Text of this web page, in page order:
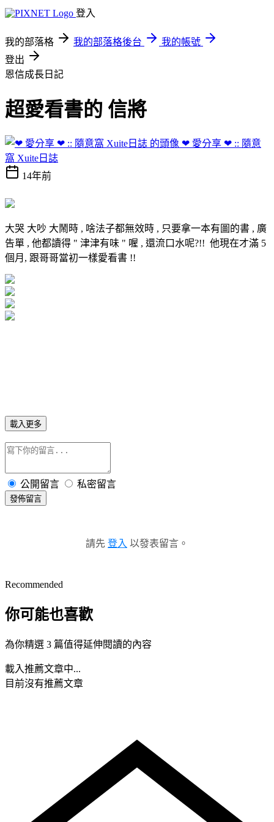
登入
我的部落格 我的部落格後台
我的帳號
登出
恩信成長日記
超愛看書的 信將
❤ 愛分享 ❤ :: 隨意
窩 Xuite日誌
14年前
大哭 大吵 大鬧時 , 啥法子都無效時 , 只要拿一本有圖的書 , 廣
告單 , 他都讀得 " 津津有味 " 喔 , 還流口水呢?!! 他現在才滿 5
個月, 跟哥哥當初一樣愛看書 !!
載入更多
公開留言 私密留言
發佈留言
請先 登入 以發表留言。
Recommended
你可能也喜歡
為你精選 3 篇值得延伸閱讀的內容
載入推薦文章中...
目前沒有推薦文章